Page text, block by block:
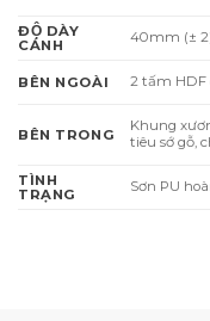
ĐỘ DÀY
CÁNH
40mm (±
BÊN NGOÀI 2 tấm HDF
BÊN TRONG
Khung
tiêu sớ gỗ,
TÌNH
TRẠNG
Sơn PU